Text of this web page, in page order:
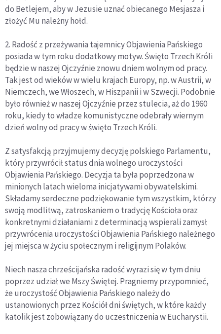
do Betlejem, aby w Jezusie uznać obiecanego Mesjasza i
złożyć Mu należny hołd.
2. Radość z przeżywania tajemnicy Objawienia Pańskiego
posiada w tym roku dodatkowy motyw. Święto Trzech Króli
będzie w naszej Ojczyźnie znowu dniem wolnym od pracy.
Tak jest od wieków w wielu krajach Europy, np. w Austrii, w
Niemczech, we Włoszech, w Hiszpanii i w Szwecji. Podobnie
było również w naszej Ojczyźnie przez stulecia, aż do 1960
roku, kiedy to władze komunistyczne odebrały wiernym
dzień wolny od pracy w święto Trzech Króli.
Z satysfakcją przyjmujemy decyzję polskiego Parlamentu,
który przywrócił status dnia wolnego uroczystości
Objawienia Pańskiego. Decyzja ta była poprzedzona w
minionych latach wieloma inicjatywami obywatelskimi.
Składamy serdeczne podziękowanie tym wszystkim, którzy
swoją modlitwą, zatroskaniem o tradycję Kościoła oraz
konkretnymi działaniami z determinacją wspierali zamysł
przywrócenia uroczystości Objawienia Pańskiego należnego
jej miejsca w życiu społecznym i religijnym Polaków.
Niech nasza chrześcijańska radość wyrazi się w tym dniu
poprzez udział we Mszy Świętej. Pragniemy przypomnieć,
że uroczystość Objawienia Pańskiego należy do
ustanowionych przez Kościół dni świętych, w które każdy
katolik jest zobowiązany do uczestniczenia w Eucharystii.